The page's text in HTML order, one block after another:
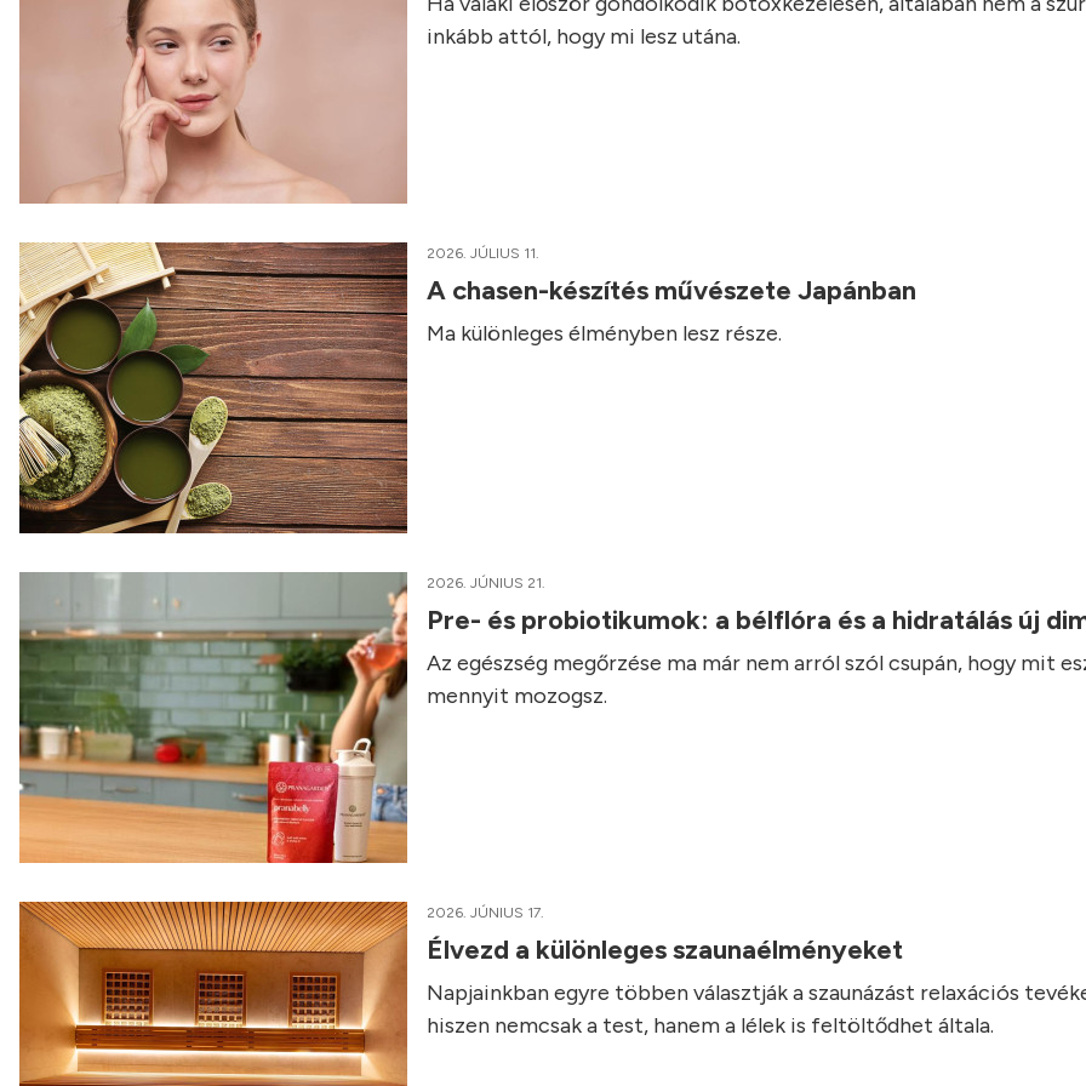
inkább attól, hogy mi lesz utána.
2026. JÚLIUS 11.
A chasen-készítés művészete Japánban
Ma különleges élményben lesz része.
2026. JÚNIUS 21.
Pre- és probiotikumok: a bélflóra és a hidratálás új
Az egészség megőrzése ma már nem arról szól csupán, hogy mit
mennyit mozogsz.
2026. JÚNIUS 17.
Élvezd a különleges szaunaélményeket
Napjainkban egyre többen választják a szaunázást relaxációs
hiszen nemcsak a test, hanem a lélek is feltöltődhet általa.